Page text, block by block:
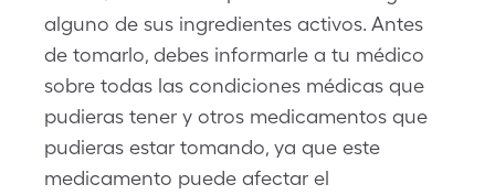
alguno de sus ingredientes activos. Antes
de tomarlo, debes informarle a tu médico
sobre todas las condiciones médicas que
pudieras tener y otros medicamentos que
pudieras estar tomando, ya que este
medicamento puede afectar el